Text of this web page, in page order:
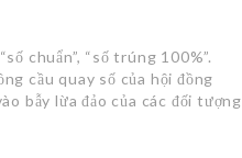
chuẩn”, “số trúng 100%”.
cầu quay số của hội đồng
bẫy lừa đảo của các đối tượng